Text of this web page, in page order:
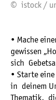
© istock /
• Mache
gewissen
sich
• Starte
in deinem
Thematik,